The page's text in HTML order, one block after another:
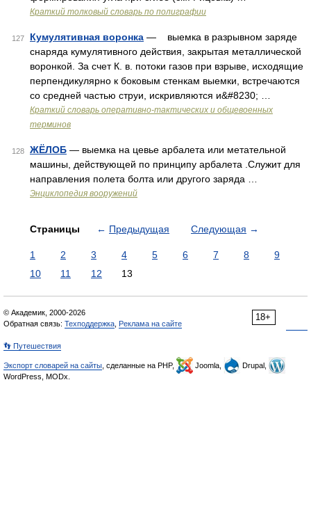
Краткий толковый словарь по полиграфии
127 Кумулятивная воронка — выемка в разрывном заряде
снаряда кумулятивного действия, закрытая металлической
воронкой. За счет К. в. потоки газов при взрыве, исходящие
перпендикулярно к боковым стенкам выемки, встречаются
со средней частью струи, искривляются и&#8230; …
Краткий словарь оперативно-тактических и общевоенных
терминов
128 ЖЁЛОБ — выемка на цевье арбалета или метательной
машины, действующей по принципу арбалета .Служит для
направления полета болта или другого заряда …
Энциклопедия вооружений
Страницы ← Предыдущая Следующая →
1 2 3 4 5 6 7 8
9
10
11 12 13
18+
© Академик, 2000-2026
Обратная связь: Техподдержка Реклама на сайте
👣 Путешествия
Экспорт словарей на сайты , сделанные на PHP, Joomla,
Drupal,
WordPress, MODx.